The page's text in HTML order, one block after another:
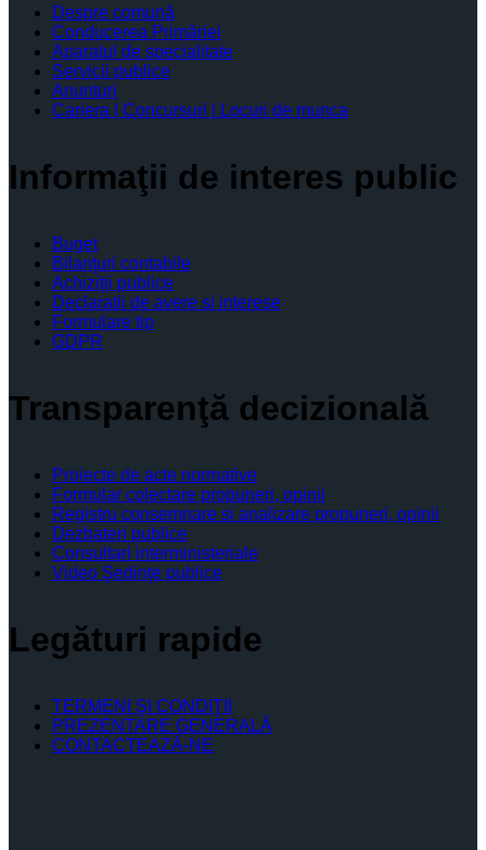
Despre comună
Conducerea Primăriei
Aparatul de specialitate
Servicii publice
Anunturi
Cariera | Concursuri | Locuri de munca
Informaţii de interes public
Buget
Bilanţuri contabile
Achiziţii publice
Declaratii de avere si interese
Formulare tip
GDPR
Transparenţă decizională
Proiecte de acte normative
Formular colectare propuneri, opinii
Registru consemnare si analizare propuneri, opinii
Dezbateri publice
Consultari interministeriale
Video Şedinţe publice
Legături rapide
TERMENI ŞI CONDIŢII
PREZENTARE GENERALĂ
CONTACTEAZĂ-NE